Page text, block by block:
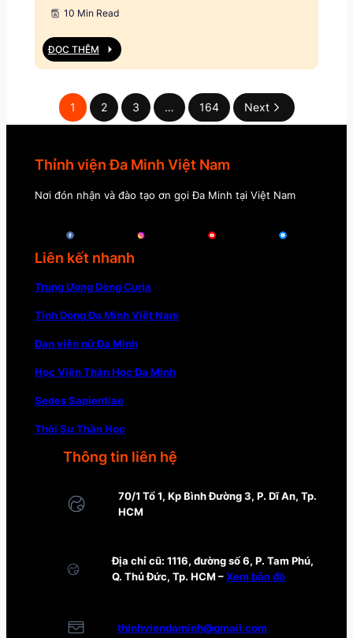
10 Min Read
ĐỌC THÊM
1 2 3 … 164 Next
Thỉnh viện Đa Minh Việt Nam
Nơi đón nhận và đào tạo ơn gọi Đa Minh tại Việt Nam
Liên kết nhanh
Trung Ương Dòng Curia
Tỉnh Dòng Đa Minh Việt Nam
Đan viện nữ Đa Minh
Học Viện Thần Học Đa Minh
Sedes Sapientiae
Thời Sự Thần Học
Thông tin liên hệ
70/1 Tổ 1, Kp Bình Đường 3, P. Dĩ An, Tp.
HCM
Địa chỉ cũ: 1116, đường số 6, P. Tam Phú,
Q. Thủ Đức, Tp. HCM –Xem bản đồ
thinhviendaminh@gmail.com